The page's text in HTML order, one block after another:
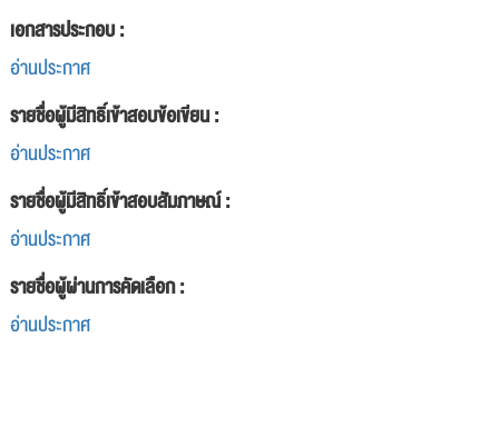
เอกสารประกอบ :
อ่านประกาศ
รายชื่อผู้มีสิทธิ์เข้าสอบข้อเขียน :
อ่านประกาศ
รายชื่อผู้มีสิทธิ์เข้าสอบสัมภาษณ์ :
อ่านประกาศ
รายชื่อผู้ผ่านการคัดเลือก :
อ่านประกาศ